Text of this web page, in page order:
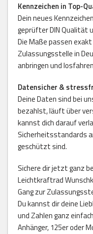
Kennzeichen in Top-
Dein neues
geprüfter DIN Qualität
Die Maße passen
Zulassungsstelle in
anbringen und
Datensicher &
Deine Daten sind bei
bezahlst, läuft über
kannst dich darauf
Sicherheitsstandards
geschützt sind.
Sichere dir jetzt ganz
Leichtkraftrad
Gang zur
Du kannst dir deine
und Zahlen ganz
Anhänger, 125er oder